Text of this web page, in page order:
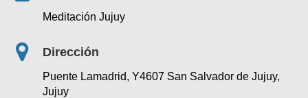
Meditación Jujuy
Dirección
Puente Lamadrid, Y4607 San Salvador de Jujuy,
Jujuy